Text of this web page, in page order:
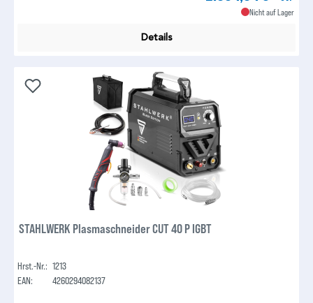
Nicht auf Lager
Details
STAHLWERK Plasmaschneider CUT 40 P IGBT
Hrst.-Nr.: 1213
EAN:
4260294082137